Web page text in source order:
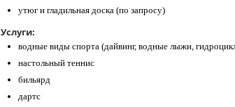
утюг и гладильная доска (по запросу)
Услуги:
водные виды спорта (дайвинг, водные лыжи,
настольный теннис
бильярд
дартс